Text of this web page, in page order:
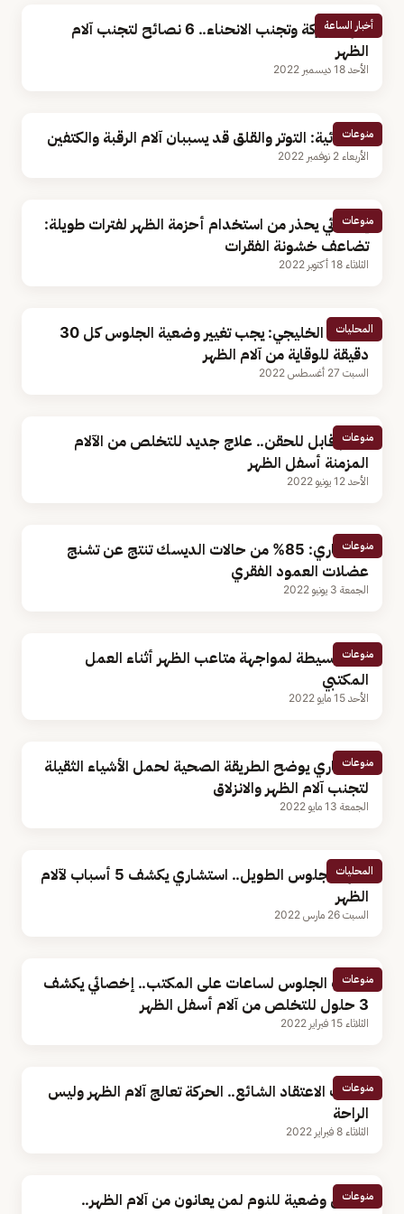
أخبار الساعة
منها الحركة وتجنب الانحناء.. 6 نصائح لتجنب آلام
الظهر
الأحد 18 ديسمبر 2022
منوعات
أخصائية: التوتر والقلق قد يسببان آلام الرقبة والكتفين
الأربعاء 2 نوفمبر 2022
منوعات
إخصائي يحذر من استخدام أحزمة الظهر لفترات طويلة:
تضاعف خشونة الفقرات
الثلاثاء 18 أكتوبر 2022
المحليات
الصحة الخليجي: يجب تغيير وضعية الجلوس كل 30
دقيقة للوقاية من آلام الظهر
السبت 27 أغسطس 2022
منوعات
هلام قابل للحقن.. علاج جديد للتخلص من الآلام
المزمنة أسفل الظهر
الأحد 12 يونيو 2022
منوعات
استشاري: 85% من حالات الديسك تنتج عن تشنج
عضلات العمود الفقري
الجمعة 3 يونيو 2022
منوعات
طرق بسيطة لمواجهة متاعب الظهر أثناء العمل
المكتبي
الأحد 15 مايو 2022
منوعات
استشاري يوضح الطريقة الصحية لحمل الأشياء الثقيلة
لتجنب آلام الظهر والانزلاق
الجمعة 13 مايو 2022
المحليات
بينها الجلوس الطويل.. استشاري يكشف 5 أسباب لآلام
الظهر
السبت 26 مارس 2022
منوعات
بسبب الجلوس لساعات على المكتب.. إخصائي يكشف
3 حلول للتخلص من آلام أسفل الظهر
الثلاثاء 15 فبراير 2022
منوعات
بخلاف الاعتقاد الشائع.. الحركة تعالج آلام الظهر وليس
الراحة
الثلاثاء 8 فبراير 2022
منوعات
أفضل وضعية للنوم لمن يعانون من آلام الظهر..